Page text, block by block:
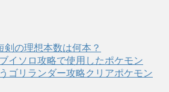
剣の理想本数は何本？
イソロ攻略で使用したポケモン
ゴリランダー攻略クリアポケモン